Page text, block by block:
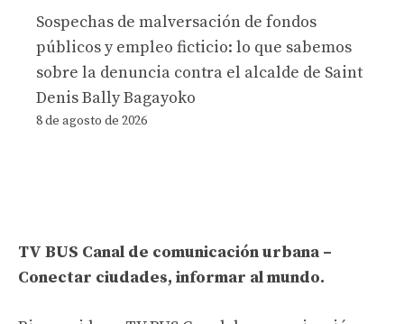
Sospechas de malversación de fondos
públicos y empleo ficticio: lo que sabemos
sobre la denuncia contra el alcalde de Saint
Denis Bally Bagayoko
8 de agosto de 2026
TV BUS Canal de comunicación urbana –
Conectar ciudades, informar al mundo.